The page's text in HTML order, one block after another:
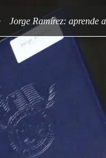
Jorge Ramírez: aprende